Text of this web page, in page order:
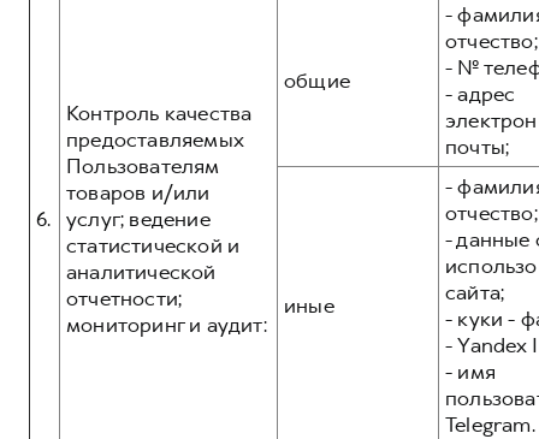
6.
Контроль качества
предоставляемых
Пользователям
товаров и/или
услуг; ведение
статистической и
аналитической
отчетности;
мониторинг и аудит:
общие
-
отчество;
- №
- адрес
почты;
иные
-
отчество;
- данные
сайта;
- куки -
- Yandex
- имя
Telegram.